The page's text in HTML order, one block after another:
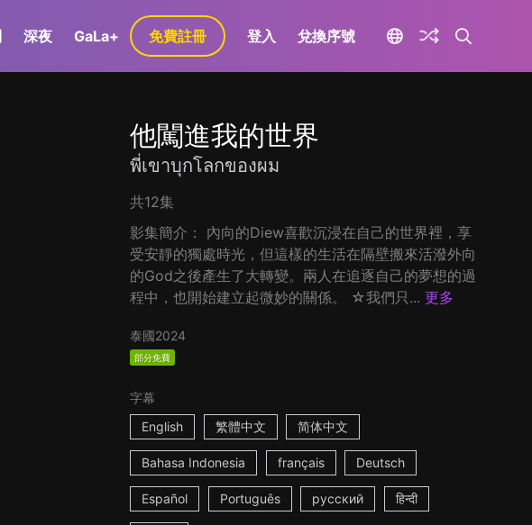
深夜 GaLa+ 免費註冊 登入 兌換序號
他闖進我的世界
พี่เขาบุกโลกของผม
共12集
影集簡介： 內向的Diew喜歡沉浸在自己的世界裡，享
受安靜的獨處時光，但這樣的生活在隔壁搬來活潑外向
的God之後產生了大轉變。兩人在追逐自己的夢想的過
程中，也開始建立起微妙的關係。 ☆我們只... 更多
泰國2024
部分免費
字幕
English
繁體中文 简体中文
Bahasa Indonesia français Deutsch
Español Português русский हिन्दी